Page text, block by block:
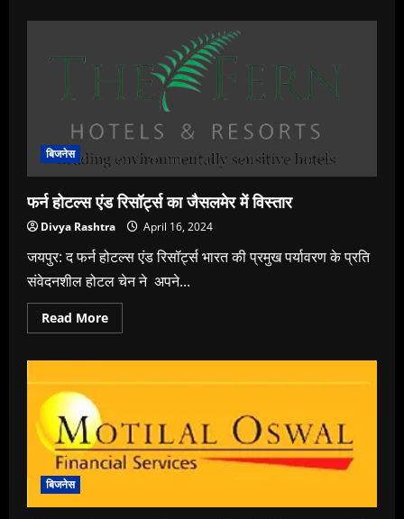
CCI
Report
Highlights
Women’s
Empowerment
in
Tech
and
Entrepreneurship
across
BRICS
countries
बिजनेस
फर्न होटल्स एंड रिसॉर्ट्स का जैसलमेर में विस्तार
Divya Rashtra April 16, 2024
जयपुर: द फर्न होटल्स एंड रिसॉर्ट्स भारत की प्रमुख पर्यावरण के प्रति
संवेदनशील होटल चेन ने अपने...
Read MoreRead
more
में
विस्तार
बिजनेस